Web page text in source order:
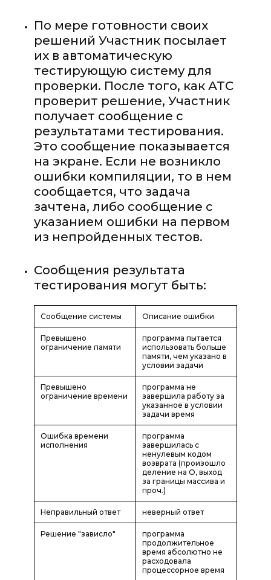
По мере готовности своих
решений Участник посылает
их в автоматическую
тестирующую систему для
проверки. После того, как АТС
проверит решение, Участник
получает сообщение с
результатами тестирования.
Это сообщение показывается
на экране. Если не возникло
ошибки компиляции, то в нем
сообщается, что задача
зачтена, либо сообщение с
указанием ошибки на первом
из непройденных тестов.
Сообщения результата
тестирования могут быть:
Сообщение системы Описание ошибки
Превышено
ограничение памяти
программа пытается
использовать больше
памяти, чем указано в
условии задачи
Превышено
ограничение времени
программа не
завершила работу за
указанное в условии
задачи время
Ошибка времени
исполнения
программа
завершилась с
ненулевым кодом
возврата (произошло
деление на О, выход
за границы массива и
проч.)
Неправильный ответ неверный ответ
Решение "зависло"
программа
продолжительное
время абсолютно не
расходовала
процессорное время